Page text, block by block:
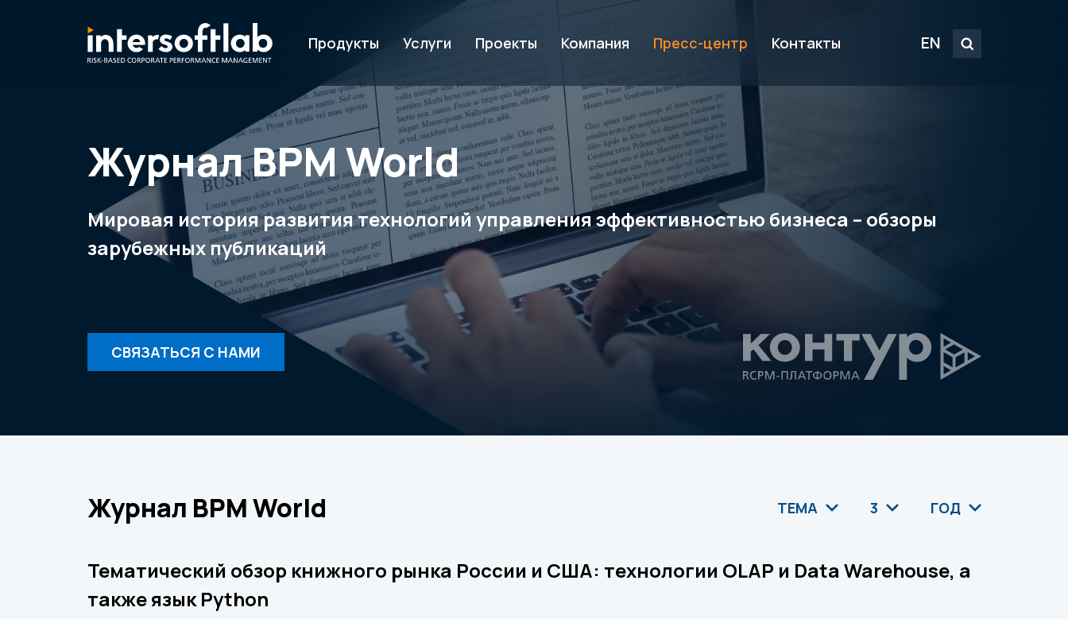
Продукты Услуги Проекты Компания Пресс-центр Контакты EN
Журнал ВРМ World
Мировая история развития технологий управления эффективностью бизнеса – обзоры
зарубежных публикаций
СВЯЗАТЬСЯ С НАМИ
Журнал ВРМ World ТЕМА 3 ГОД
Тематический обзор книжного рынка России и США: технологии OLAP и Data Warehouse, а
также язык Python